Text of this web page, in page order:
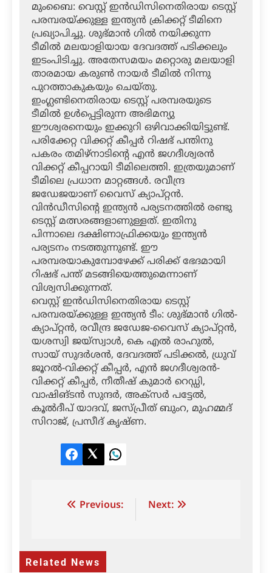
മുംബൈ: വെസ്റ്റ് ഇന്‍ഡിസിനെതിരായ ടെസ്റ്റ്
പരമ്പരയ്ക്കുള്ള ഇന്ത്യന്‍ ക്രിക്കറ്റ് ടീമിനെ
പ്രഖ്യാപിച്ചു. ശുഭ്മാന്‍ ഗില്‍ നയിക്കുന്ന
ടീമില്‍ മലയാളിയായ ദേവദത്ത് പടിക്കലും
ഇടംപിടിച്ചു. അതേസമയം മറ്റൊരു മലയാളി
താരമായ കരുണ്‍ നായര്‍ ടീമില്‍ നിന്നു
പുറത്താകുകയും ചെയ്തു.
ഇംഗ്ലണ്ടിനെതിരായ ടെസ്റ്റ് പരമ്പരയുടെ
ടീമില്‍ ഉള്‍പ്പെട്ടിരുന്ന അഭിമന്യു
ഈശ്വരനെയും ഇക്കുറി ഒഴിവാക്കിയിട്ടുണ്ട്.
പരിക്കേറ്റ വിക്കറ്റ് കീപ്പര്‍ റിഷഭ് പന്തിനു
പകരം തമിഴ്‌നാടിന്റെ എന്‍ ജഗദീശ്വരന്‍
വിക്കറ്റ് കീപ്പറായി ടീമിലെത്തി. ഇത്രയുമാണ്
ടീമിലെ പ്രധാന മാറ്റങ്ങള്‍. രവീന്ദ്ര
ജഡേജയാണ് വൈസ് ക്യാപ്റ്റന്‍.
വിന്‍ഡീസിന്റെ ഇന്ത്യന്‍ പര്യടനത്തില്‍ രണ്ടു
ടെസ്റ്റ് മത്സരങ്ങളാണുള്ളത്. ഇതിനു
പിന്നാലെ ദക്ഷിണാഫ്രിക്കയും ഇന്ത്യന്‍
പര്യടനം നടത്തുന്നുണ്ട്. ഈ
പരമ്പരയാകുമ്പോഴേക്ക് പരിക്ക് ഭേദമായി
റിഷഭ് പന്ത് മടങ്ങിയെത്തുമെന്നാണ്
വിശ്വസിക്കുന്നത്.
വെസ്റ്റ് ഇന്‍ഡിസിനെതിരായ ടെസ്റ്റ്
പരമ്പരയ്ക്കുള്ള ഇന്ത്യന്‍ ടീം: ശുഭ്മാന്‍ ഗില്‍-
ക്യാപ്റ്റന്‍, രവീന്ദ്ര ജഡേജ-വൈസ് ക്യാപ്റ്റന്‍,
യശസ്വി ജയ്‌സ്വാള്‍, കെ എല്‍ രാഹുല്‍,
സായ് സുദര്‍ശന്‍, ദേവദത്ത് പടിക്കല്‍, ധ്രുവ്
ജൂറല്‍-വിക്കറ്റ് കീപ്പര്‍, എന്‍ ജഗദീശ്വരന്‍-
വിക്കറ്റ് കീപ്പര്‍, നീതീഷ് കുമാര്‍ റെഡ്ഡി,
വാഷിങ്ടന്‍ സുന്ദര്‍, അക്‌സര്‍ പട്ടേല്‍,
കൂല്‍ദീപ് യാദവ്, ജസ്പ്രീത് ബുംറ, മുഹമ്മദ്
സിറാജ്, പ്രസീദ് കൃഷ്ണ.
Facebook
TwitterLinkedIn
Post Previous: Next:
Related News